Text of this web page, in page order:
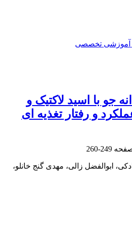
آموزشی تخصصی
جو با اسید لاکتیک و
و رفتار تغذیه ای
249-260
ابوالفضل زالی، مهدی گنج خانلو،